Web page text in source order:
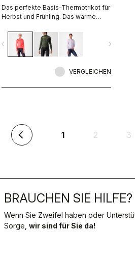
Das perfekte Basis-Thermotrikot für
Herbst und Frühling. Das warme
Konstruktion sind der Schlüssel zur
Performance dieses Trikots.
navigate_next
VERGLEICHEN
arrow_back_ios 1(aktuell)
2 3
BRAUCHEN SIE HILFE?
Wenn Sie Zweifel haben oder
Sorge, wir sind für Sie da!